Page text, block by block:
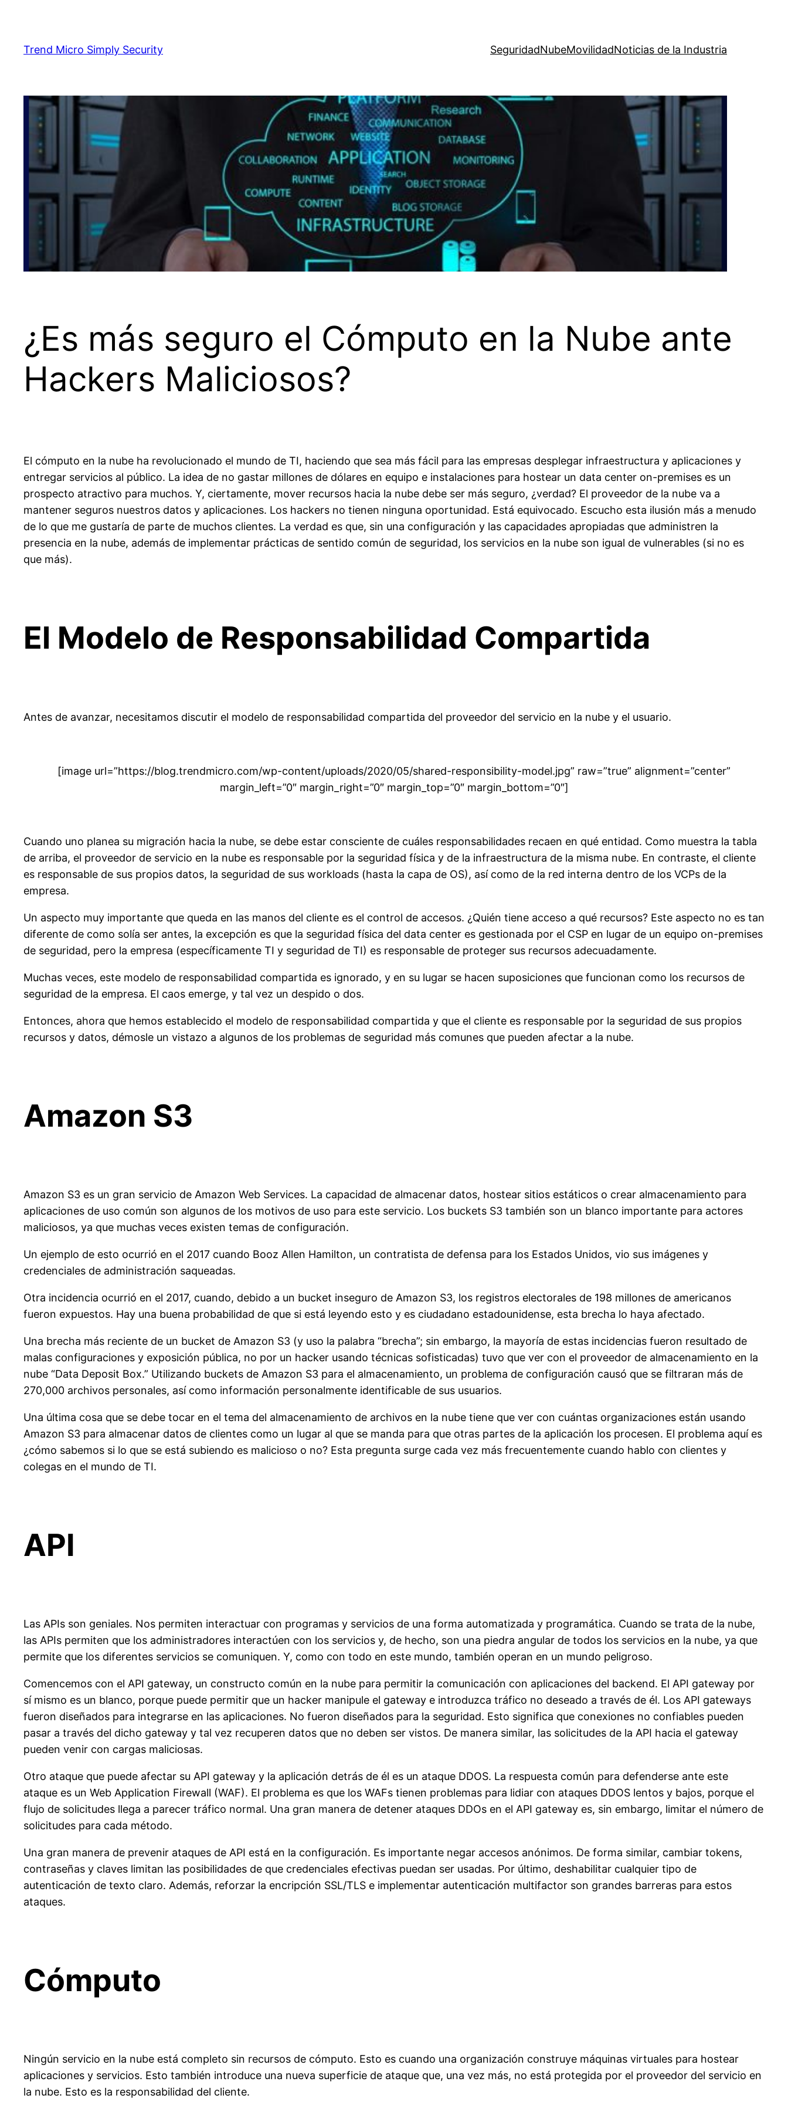
content
Trend Micro Simply Security SeguridadNubeMovilidadNoticias de la Industria
¿Es más seguro el Cómputo en la Nube ante
Hackers Maliciosos?
El cómputo en la nube ha revolucionado el mundo de TI, haciendo que sea más fácil para las empresas desplegar infraestructura y aplicaciones y
entregar servicios al público. La idea de no gastar millones de dólares en equipo e instalaciones para hostear un data center on-premises es un
prospecto atractivo para muchos. Y, ciertamente, mover recursos hacia la nube debe ser más seguro, ¿verdad? El proveedor de la nube va a
mantener seguros nuestros datos y aplicaciones. Los hackers no tienen ninguna oportunidad. Está equivocado. Escucho esta ilusión más a menudo
de lo que me gustaría de parte de muchos clientes. La verdad es que, sin una configuración y las capacidades apropiadas que administren la
presencia en la nube, además de implementar prácticas de sentido común de seguridad, los servicios en la nube son igual de vulnerables (si no es
que más).
El Modelo de Responsabilidad Compartida
Antes de avanzar, necesitamos discutir el modelo de responsabilidad compartida del proveedor del servicio en la nube y el usuario.
[image url=”https://blog.trendmicro.com/wp-content/uploads/2020/05/shared-responsibility-model.jpg” raw=”true” alignment=”center”
margin_left=”0″ margin_right=”0″ margin_top=”0″ margin_bottom=”0″]
Cuando uno planea su migración hacia la nube, se debe estar consciente de cuáles responsabilidades recaen en qué entidad. Como muestra la tabla
de arriba, el proveedor de servicio en la nube es responsable por la seguridad física y de la infraestructura de la misma nube. En contraste, el cliente
es responsable de sus propios datos, la seguridad de sus workloads (hasta la capa de OS), así como de la red interna dentro de los VCPs de la
empresa.
Un aspecto muy importante que queda en las manos del cliente es el control de accesos. ¿Quién tiene acceso a qué recursos? Este aspecto no es tan
diferente de como solía ser antes, la excepción es que la seguridad física del data center es gestionada por el CSP en lugar de un equipo on-premises
de seguridad, pero la empresa (específicamente TI y seguridad de TI) es responsable de proteger sus recursos adecuadamente.
Muchas veces, este modelo de responsabilidad compartida es ignorado, y en su lugar se hacen suposiciones que funcionan como los recursos de
seguridad de la empresa. El caos emerge, y tal vez un despido o dos.
Entonces, ahora que hemos establecido el modelo de responsabilidad compartida y que el cliente es responsable por la seguridad de sus propios
recursos y datos, démosle un vistazo a algunos de los problemas de seguridad más comunes que pueden afectar a la nube.
Amazon S3
Amazon S3 es un gran servicio de Amazon Web Services. La capacidad de almacenar datos, hostear sitios estáticos o crear almacenamiento para
aplicaciones de uso común son algunos de los motivos de uso para este servicio. Los buckets S3 también son un blanco importante para actores
maliciosos, ya que muchas veces existen temas de configuración.
Un ejemplo de esto ocurrió en el 2017 cuando Booz Allen Hamilton, un contratista de defensa para los Estados Unidos, vio sus imágenes y
credenciales de administración saqueadas.
Otra incidencia ocurrió en el 2017, cuando, debido a un bucket inseguro de Amazon S3, los registros electorales de 198 millones de americanos
fueron expuestos. Hay una buena probabilidad de que si está leyendo esto y es ciudadano estadounidense, esta brecha lo haya afectado.
Una brecha más reciente de un bucket de Amazon S3 (y uso la palabra “brecha”; sin embargo, la mayoría de estas incidencias fueron resultado de
malas configuraciones y exposición pública, no por un hacker usando técnicas sofisticadas) tuvo que ver con el proveedor de almacenamiento en la
nube “Data Deposit Box.” Utilizando buckets de Amazon S3 para el almacenamiento, un problema de configuración causó que se filtraran más de
270,000 archivos personales, así como información personalmente identificable de sus usuarios.
Una última cosa que se debe tocar en el tema del almacenamiento de archivos en la nube tiene que ver con cuántas organizaciones están usando
Amazon S3 para almacenar datos de clientes como un lugar al que se manda para que otras partes de la aplicación los procesen. El problema aquí es
¿cómo sabemos si lo que se está subiendo es malicioso o no? Esta pregunta surge cada vez más frecuentemente cuando hablo con clientes y
colegas en el mundo de TI.
API
Las APIs son geniales. Nos permiten interactuar con programas y servicios de una forma automatizada y programática. Cuando se trata de la nube,
las APIs permiten que los administradores interactúen con los servicios y, de hecho, son una piedra angular de todos los servicios en la nube, ya que
permite que los diferentes servicios se comuniquen. Y, como con todo en este mundo, también operan en un mundo peligroso.
Comencemos con el API gateway, un constructo común en la nube para permitir la comunicación con aplicaciones del backend. El API gateway por
sí mismo es un blanco, porque puede permitir que un hacker manipule el gateway e introduzca tráfico no deseado a través de él. Los API gateways
fueron diseñados para integrarse en las aplicaciones. No fueron diseñados para la seguridad. Esto significa que conexiones no confiables pueden
pasar a través del dicho gateway y tal vez recuperen datos que no deben ser vistos. De manera similar, las solicitudes de la API hacia el gateway
pueden venir con cargas maliciosas.
Otro ataque que puede afectar su API gateway y la aplicación detrás de él es un ataque DDOS. La respuesta común para defenderse ante este
ataque es un Web Application Firewall (WAF). El problema es que los WAFs tienen problemas para lidiar con ataques DDOS lentos y bajos, porque el
flujo de solicitudes llega a parecer tráfico normal. Una gran manera de detener ataques DDOs en el API gateway es, sin embargo, limitar el número de
solicitudes para cada método.
Una gran manera de prevenir ataques de API está en la configuración. Es importante negar accesos anónimos. De forma similar, cambiar tokens,
contraseñas y claves limitan las posibilidades de que credenciales efectivas puedan ser usadas. Por último, deshabilitar cualquier tipo de
autenticación de texto claro. Además, reforzar la encripción SSL/TLS e implementar autenticación multifactor son grandes barreras para estos
ataques.
Cómputo
Ningún servicio en la nube está completo sin recursos de cómputo. Esto es cuando una organización construye máquinas virtuales para hostear
aplicaciones y servicios. Esto también introduce una nueva superficie de ataque que, una vez más, no está protegida por el proveedor del servicio en
la nube. Esto es la responsabilidad del cliente.